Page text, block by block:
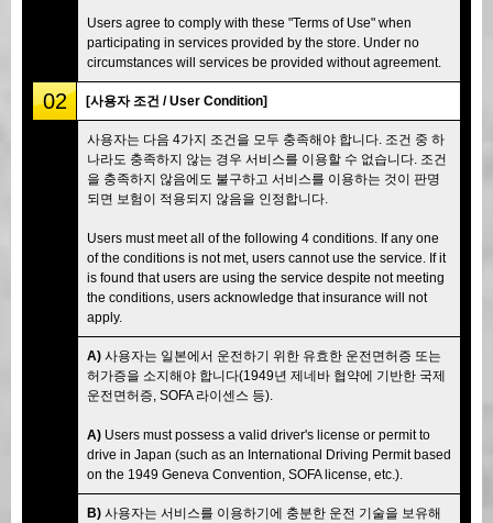
Users agree to comply with these "Terms of Use" when
participating in services provided by the store. Under no
circumstances will services be provided without agreement.
02 [사용자 조건 / User Condition]
사용자는 다음 4가지 조건을 모두 충족해야 합니다. 조건 중 하
나라도 충족하지 않는 경우 서비스를 이용할 수 없습니다. 조건
을 충족하지 않음에도 불구하고 서비스를 이용하는 것이 판명
되면 보험이 적용되지 않음을 인정합니다.
Users must meet all of the following 4 conditions. If any one
of the conditions is not met, users cannot use the service. If it
is found that users are using the service despite not meeting
the conditions, users acknowledge that insurance will not
apply.
A) 사용자는 일본에서 운전하기 위한 유효한 운전면허증 또는
허가증을 소지해야 합니다(1949년 제네바 협약에 기반한 국제
운전면허증, SOFA 라이센스 등).
A) Users must possess a valid driver's license or permit to
drive in Japan (such as an International Driving Permit based
on the 1949 Geneva Convention, SOFA license, etc.).
B) 사용자는 서비스를 이용하기에 충분한 운전 기술을 보유해